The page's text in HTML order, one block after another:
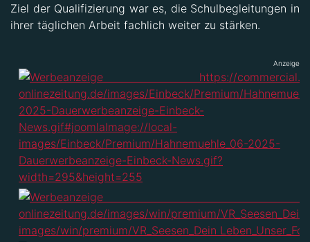
Ziel der Qualifizierung war es, die Schulbegleitungen in
ihrer täglichen Arbeit fachlich weiter zu stärken.
Anzeige